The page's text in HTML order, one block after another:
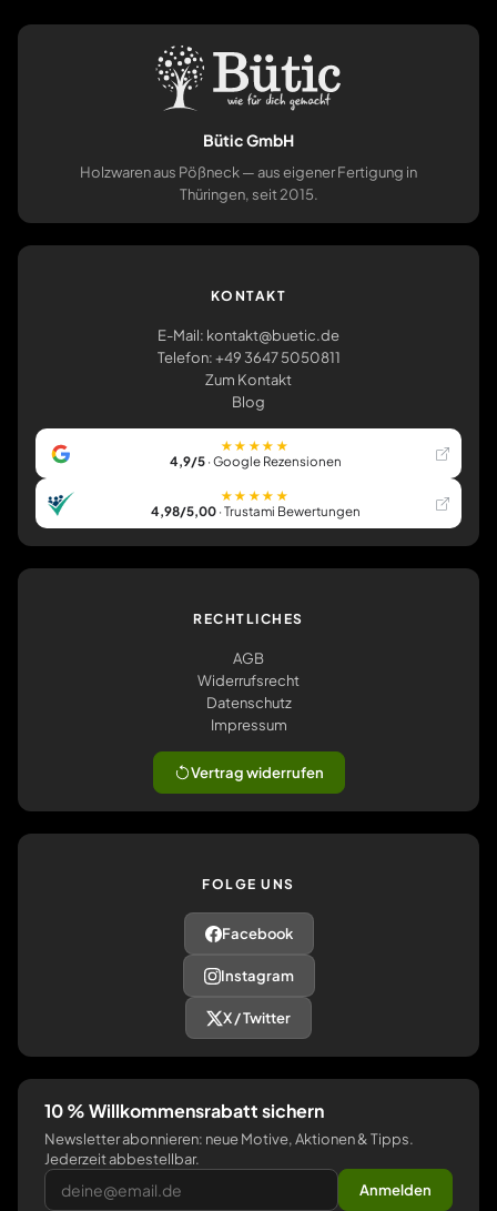
Bütic GmbH
Holzwaren aus Pößneck — aus eigener Fertigung in
Thüringen, seit 2015.
KONTAKT
E-Mail: kontakt@buetic.de
Telefon: +49 3647 5050811
Zum Kontakt
Blog
★★★★★
4,9/5· Google Rezensionen
★★★★★
4,98/5,00· Trustami Bewertungen
RECHTLICHES
AGB
Widerrufsrecht
Datenschutz
Impressum
Vertrag widerrufen
FOLGE UNS
Facebook
Instagram
X / Twitter
10 % Willkommensrabatt sichern
Newsletter abonnieren: neue Motive, Aktionen & Tipps.
Jederzeit abbestellbar.
Anmelden